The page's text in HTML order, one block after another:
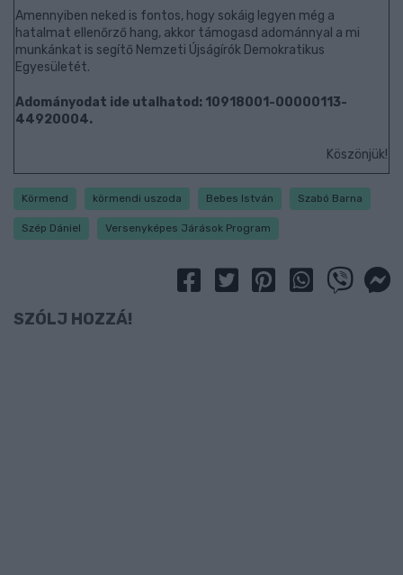
Amennyiben neked is fontos, hogy sokáig legyen még a
hatalmat ellenőrző hang, akkor támogasd adománnyal a mi
munkánkat is segítő Nemzeti Újságírók Demokratikus
Egyesületét.
Adományodat ide utalhatod: 10918001-00000113-
44920004.
Köszönjük!
Körmend körmendi uszoda Bebes István Szabó Barna
Szép Dániel Versenyképes Járások Program
SZÓLJ HOZZÁ!